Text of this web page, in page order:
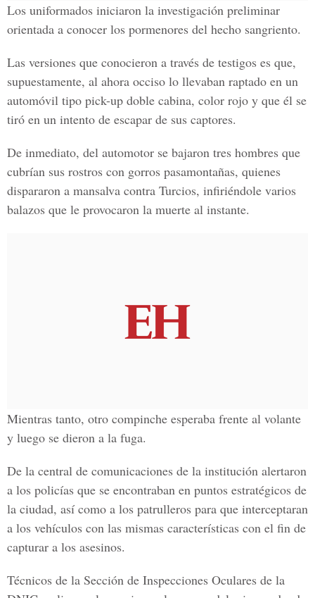
Los uniformados iniciaron la investigación preliminar
orientada a conocer los pormenores del hecho sangriento.
Las versiones que conocieron a través de testigos es que,
supuestamente, al ahora occiso lo llevaban raptado en un
automóvil tipo pick-up doble cabina, color rojo y que él se
tiró en un intento de escapar de sus captores.
De inmediato, del automotor se bajaron tres hombres que
cubrían sus rostros con gorros pasamontañas, quienes
dispararon a mansalva contra Turcios, infiriéndole varios
balazos que le provocaron la muerte al instante.
Mientras tanto, otro compinche esperaba frente al volante
y luego se dieron a la fuga.
De la central de comunicaciones de la institución alertaron
a los policías que se encontraban en puntos estratégicos de
la ciudad, así como a los patrulleros para que interceptaran
a los vehículos con las mismas características con el fin de
capturar a los asesinos.
Técnicos de la Sección de Inspecciones Oculares de la